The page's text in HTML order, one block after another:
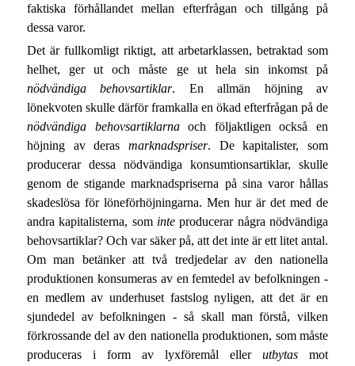
faktiska förhållandet mellan efterfrågan och tillgång på
dessa varor.
Det är fullkomligt riktigt, att arbetarklassen, betraktad som
helhet, ger ut och måste ge ut hela sin inkomst på
nödvändiga behovsartiklar. En allmän höjning av
lönekvoten skulle därför framkalla en ökad efterfrågan på de
nödvändiga behovsartiklarnaoch följaktligen också en
höjning av deras marknadspriser. De kapitalister, som
producerar dessa nödvändiga konsumtionsartiklar, skulle
genom de stigande marknadspriserna på sina varor hållas
skadeslösa för löneförhöjningarna. Men hur är det med de
andra kapitalisterna, som inte producerar några nödvändiga
behovsartiklar? Och var säker på, att det inte är ett litet antal.
Om man betänker att två tredjedelar av den nationella
produktionen konsumeras av en femtedel av befolkningen -
en medlem av underhuset fastslog nyligen, att det är en
sjundedel av befolkningen - så skall man förstå, vilken
förkrossande del av den nationella produktionen, som måste
produceras i form av lyxföremål ellerutbytas mot